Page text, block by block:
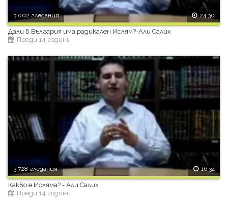
3 002 гледания 24:30
Дали в България има радикален Ислям?-Али Салих
Преди 14 години
3 728 гледания 16:34
Какво е Исляма? - Али Салих
Преди 14 години